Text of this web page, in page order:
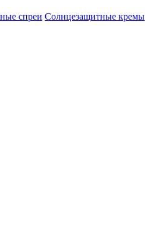
спреи Солнцезащитные кремы